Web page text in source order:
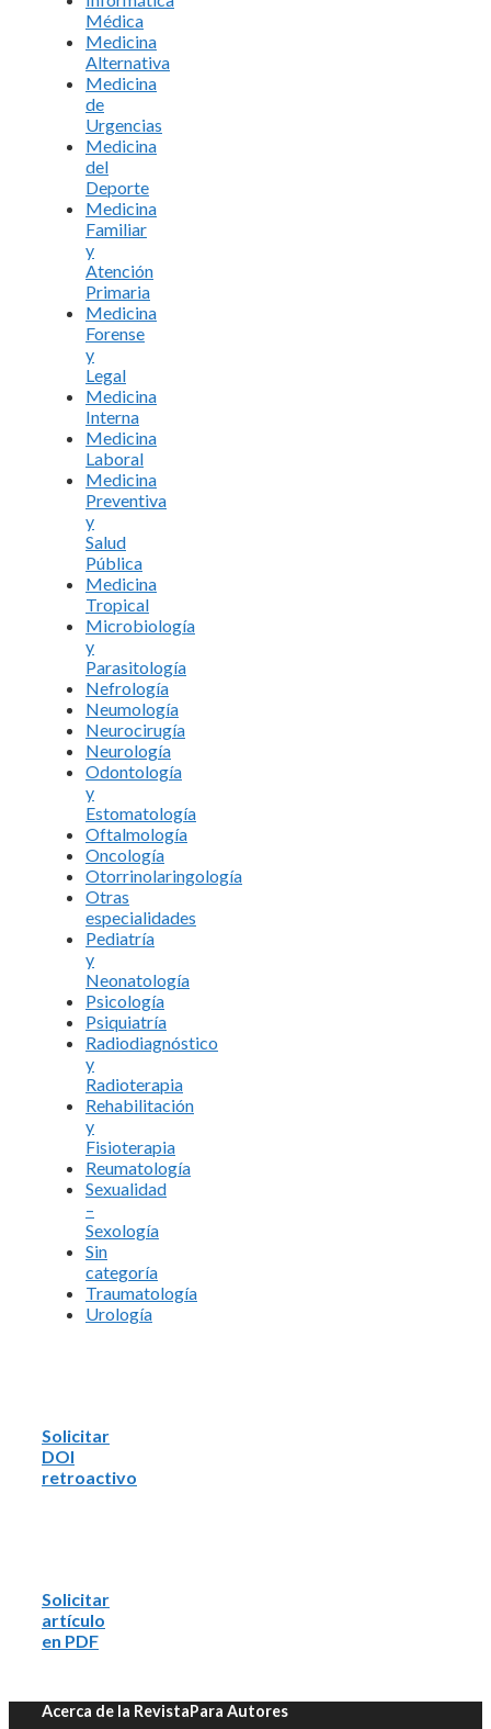
Médica
Medicina
Alternativa
Medicina
de
Urgencias
Medicina
del
Deporte
Medicina
Familiar
y
Atención
Primaria
Medicina
Forense
y
Legal
Medicina
Interna
Medicina
Laboral
Medicina
Preventiva
y
Salud
Pública
Medicina
Tropical
Microbiología
y
Parasitología
Nefrología
Neumología
Neurocirugía
Neurología
Odontología
y
Estomatología
Oftalmología
Oncología
Otorrinolaringología
Otras
especialidades
Pediatría
y
Neonatología
Psicología
Psiquiatría
Radiodiagnóstico
y
Radioterapia
Rehabilitación
y
Fisioterapia
Reumatología
Sexualidad
–
Sexología
Sin
categoría
Traumatología
Urología
Solicitar
DOI
retroactivo
Solicitar
artículo
en PDF
Acerca de la RevistaPara Autores